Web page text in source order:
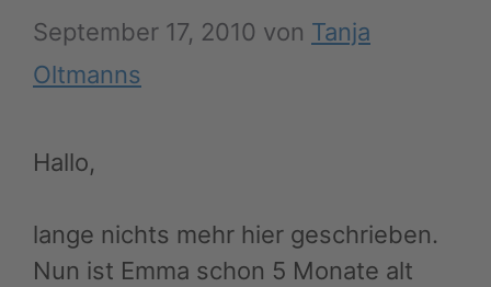
September 17, 2010 von Tanja
Oltmanns
Hallo,
lange nichts mehr hier geschrieben.
Nun ist Emma schon 5 Monate alt